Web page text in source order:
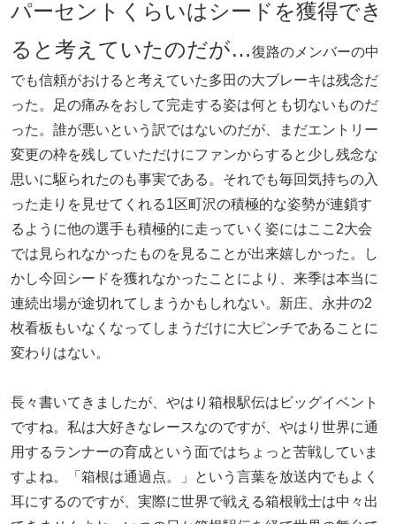
パーセントくらいはシードを獲得でき
ると考えていたのだが…復路のメンバーの中
でも信頼がおけると考えていた多田の大ブレーキは残念だ
った。足の痛みをおして完走する姿は何とも切ないものだ
った。誰が悪いという訳ではないのだが、まだエントリー
変更の枠を残していただけにファンからすると少し残念な
思いに駆られたのも事実である。それでも毎回気持ちの入
った走りを見せてくれる1区町沢の積極的な姿勢が連鎖す
るように他の選手も積極的に走っていく姿にはここ2大会
では見られなかったものを見ることが出来嬉しかった。し
かし今回シードを獲れなかったことにより、来季は本当に
連続出場が途切れてしまうかもしれない。新庄、永井の2
枚看板もいなくなってしまうだけに大ピンチであることに
変わりはない。
長々書いてきましたが、やはり箱根駅伝はビッグイベント
ですね。私は大好きなレースなのですが、やはり世界に通
用するランナーの育成という面ではちょっと苦戦していま
すよね。「箱根は通過点。」という言葉を放送内でもよく
耳にするのですが、実際に世界で戦える箱根戦士は中々出